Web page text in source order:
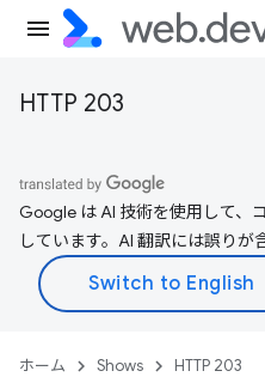
HTTP 203
Google は AI 技術を使用して、
しています。AI 翻訳には誤りが
ホーム Shows HTTP 203